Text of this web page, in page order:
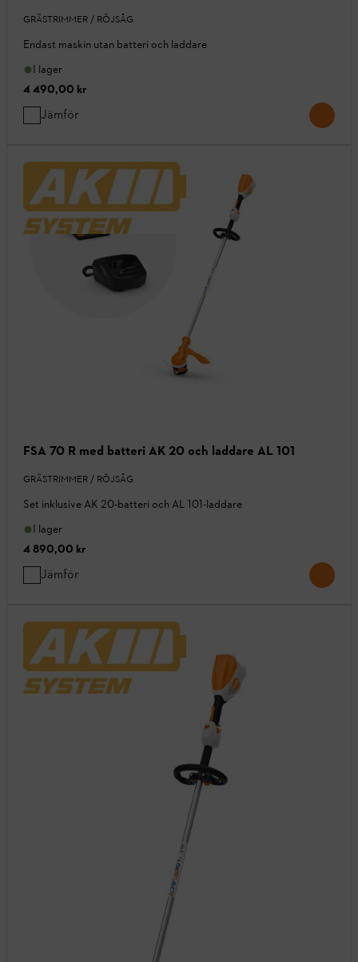
GRÄSTRIMMER / RÖJSÅG
Endast maskin utan batteri och laddare
I lager
4 490,00 kr
Jämför
FSA 70 R med batteri AK 20 och laddare AL 101
GRÄSTRIMMER / RÖJSÅG
Set inklusive AK 20-batteri och AL 101-laddare
I lager
4 890,00 kr
Jämför